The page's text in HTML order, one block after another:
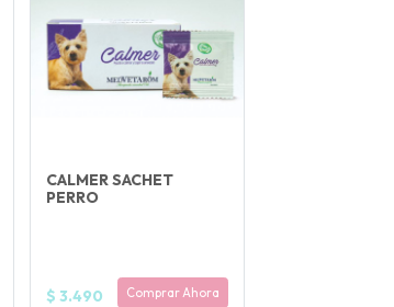
CALMER SACHET
PERRO
$ 3.490 Comprar Ahora